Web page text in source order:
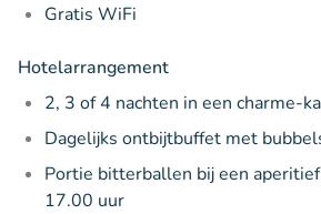
Gratis WiFi
Hotelarrangement
2, 3 of 4 nachten in een charme-
Dagelijks ontbijtbuffet met
Portie bitterballen bij een
17.00 uur